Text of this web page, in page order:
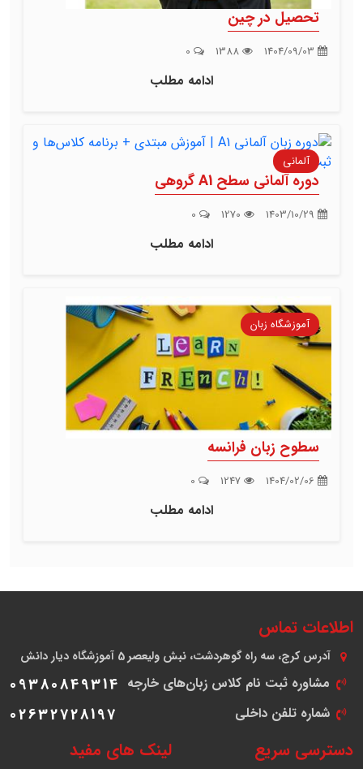
تحصیل در چین
ادامه مطلب
آلمانی
دوره آلمانی سطح A1 گروهی
ادامه مطلب
آموزشگاه زبان
سطوح زبان فرانسه
ادامه مطلب
لینک های مفید دسترسی سریع
اطلاعات تماس
آدرس کرج، سه راه گوهردشت، نبش ولیعصر 5 آموزشگاه دیار دانش
مشاوره ثبت نام کلاس زبان‌های خارجه 09380849314
شماره تلفن داخلی 02632728197